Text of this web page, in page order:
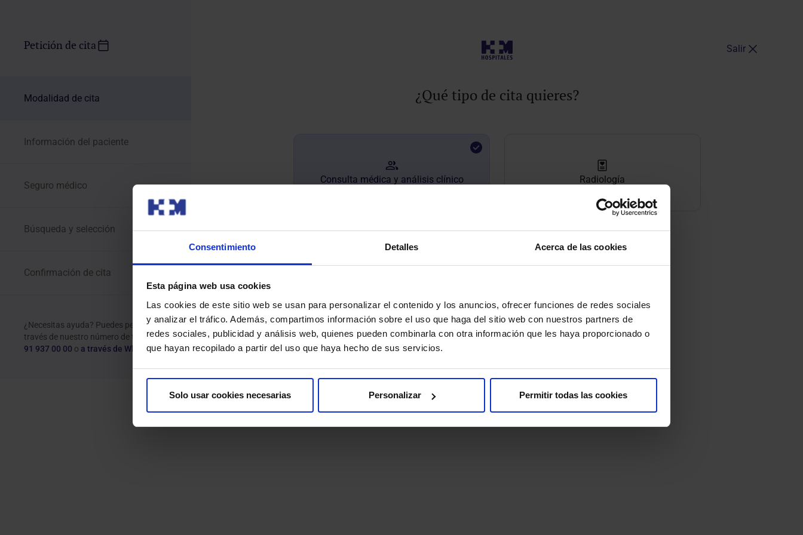
Consentimiento Detalles Acerca de las cookies
Esta página web usa cookies
Las cookies de este sitio web se usan para personalizar el contenido y los anuncios, ofrecer funciones de redes sociales
y analizar el tráfico. Además, compartimos información sobre el uso que haga del sitio web con nuestros partners de
redes sociales, publicidad y análisis web, quienes pueden combinarla con otra información que les haya proporcionado o
que hayan recopilado a partir del uso que haya hecho de sus servicios.
Solo usar cookies necesarias Personalizar Permitir todas las cookies
Salir
Petición de cita
Modalidad de cita
Información del paciente
Seguro médico
Búsqueda y selección
Confirmación de cita
¿Necesitas ayuda? Puedes pedir cita a
través de nuestro número de teléfono
91 937 00 00 o a través de WhatsApp
¿Qué tipo de cita quieres?
Consulta médica y análisis clínico Radiología